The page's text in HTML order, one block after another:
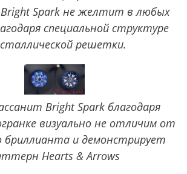
Spark не желтит в любых
специальной структуре
решетки.
Bright Spark благодаря
визуально не отличим от
бриллианта и демонстрирует
Hearts & Arrows